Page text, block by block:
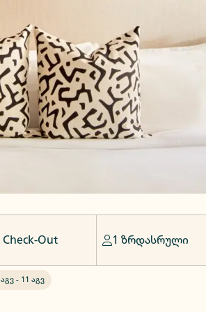
Check-Out
აგვ - 11 აგვ
1 ზრდასრული